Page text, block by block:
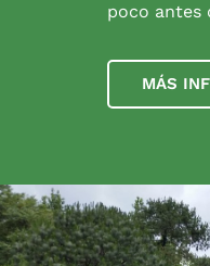
poco antes
MÁS